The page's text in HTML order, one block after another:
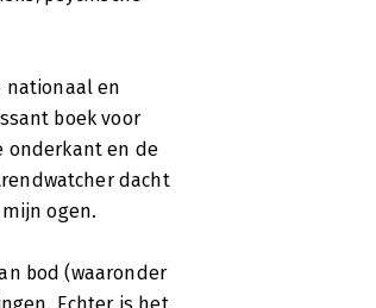
nationaal en
boek voor
onderkant en de
dacht
ogen.
bod (waaronder